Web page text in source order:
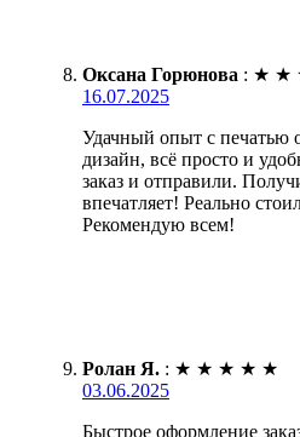
Оксана Горюнова : ★ ★
16.07.2025
Удачный опыт с печатью
дизайн, всё просто и
заказ и отправили.
впечатляет! Реально
Рекомендую всем!
Ролан Я. : ★ ★ ★ ★ ★
03.06.2025
Быстрое оформление